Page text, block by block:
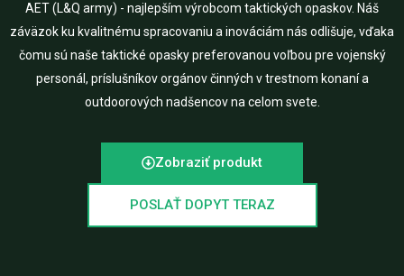
AET (L&Q army) - najlepším výrobcom taktických opaskov. Náš
záväzok ku kvalitnému spracovaniu a inováciám nás odlišuje, vďaka
čomu sú naše taktické opasky preferovanou voľbou pre vojenský
personál, príslušníkov orgánov činných v trestnom konaní a
outdoorových nadšencov na celom svete.
Zobraziť produkt
POSLAŤ DOPYT TERAZ